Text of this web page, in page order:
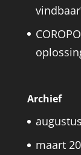
Archief
maart